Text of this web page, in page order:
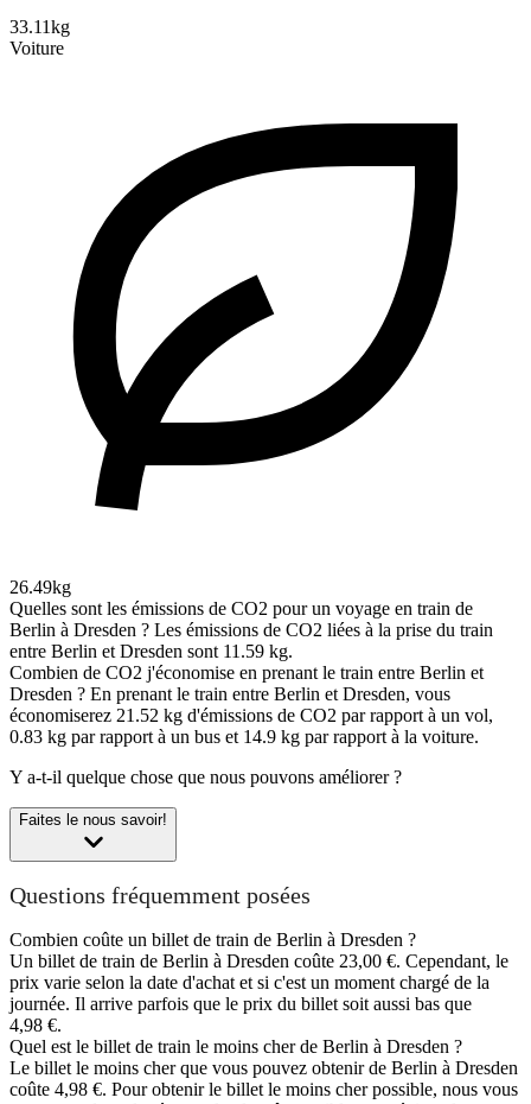
33.11kg
Voiture
26.49kg
Quelles sont les émissions de CO2 pour un voyage en train de
Berlin à Dresden ? Les émissions de CO2 liées à la prise du train
entre Berlin et Dresden sont 11.59 kg.
Combien de CO2 j'économise en prenant le train entre Berlin et
Dresden ? En prenant le train entre Berlin et Dresden, vous
économiserez 21.52 kg d'émissions de CO2 par rapport à un vol,
0.83 kg par rapport à un bus et 14.9 kg par rapport à la voiture.
Y a-t-il quelque chose que nous pouvons améliorer ?
Faites le nous savoir!
Questions fréquemment posées
Combien coûte un billet de train de Berlin à Dresden ?
Un billet de train de Berlin à Dresden coûte 23,00 €. Cependant, le
prix varie selon la date d'achat et si c'est un moment chargé de la
journée. Il arrive parfois que le prix du billet soit aussi bas que
4,98 €.
Quel est le billet de train le moins cher de Berlin à Dresden ?
Le billet le moins cher que vous pouvez obtenir de Berlin à Dresden
coûte 4,98 €. Pour obtenir le billet le moins cher possible, nous vous